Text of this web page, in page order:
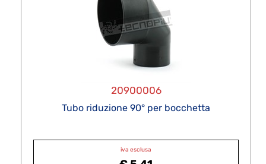
20900006
Tubo riduzione 90° per bocchetta
iva esclusa